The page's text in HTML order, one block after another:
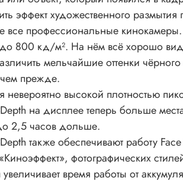
эффект художественного
все профессиональные кинокамеры.
800 кд/ м². На нём всё хорошо
мельчайшие оттенки
прежде.
невероятно высокой плотностью
на дисплее теперь больше
2,5 часов дольше.
также обеспечивают работу
фотографических
время работы от